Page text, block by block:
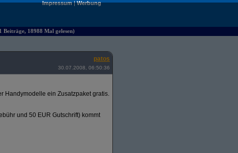
Impressum|Werbung
18988 Mal gelesen)
patos
30.07.2008, 06:50:36
Handymodelle ein Zusatzpaket gratis.
und 50 EUR Gutschrift) kommt